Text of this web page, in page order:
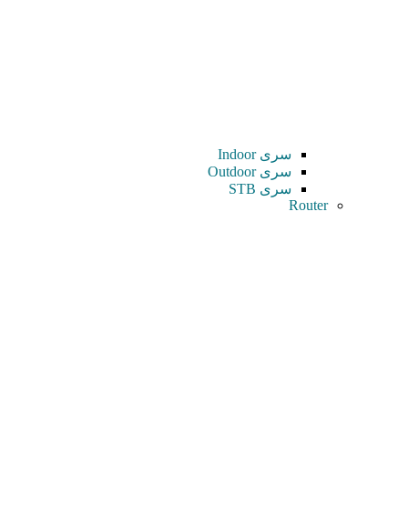
سری Indoor
سری Outdoor
سری STB
Router